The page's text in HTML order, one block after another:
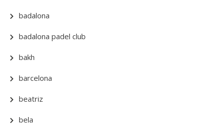
badalona
badalona padel club
bakh
barcelona
beatriz
bela